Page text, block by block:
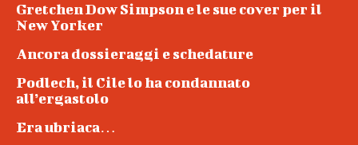
Gretchen Dow Simpson e le sue cover per il
New Yorker
Ancora dossieraggi e schedature
Podlech, il Cile lo ha condannato
all’ergastolo
Era ubriaca…